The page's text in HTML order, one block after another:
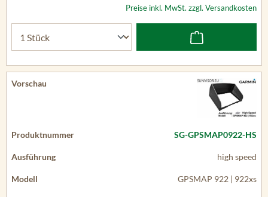
Preise inkl. MwSt. zzgl. Versandkosten
SG-GPSMAP0922-HS
high speed
GPSMAP 922 | 922xs